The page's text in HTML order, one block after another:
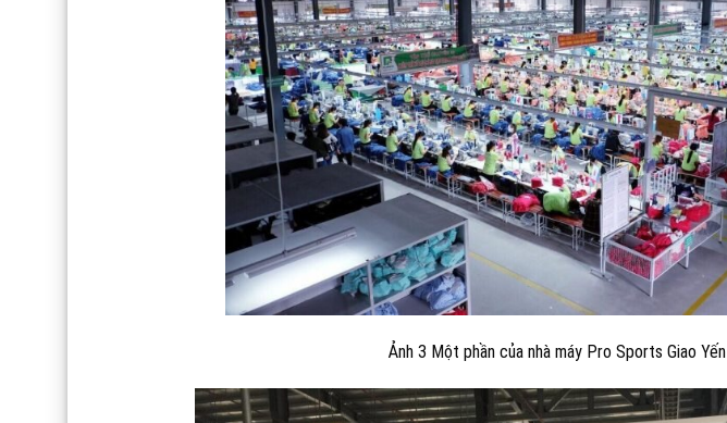
Ảnh 3 Một phần của nhà máy Pro Sports Giao Yến